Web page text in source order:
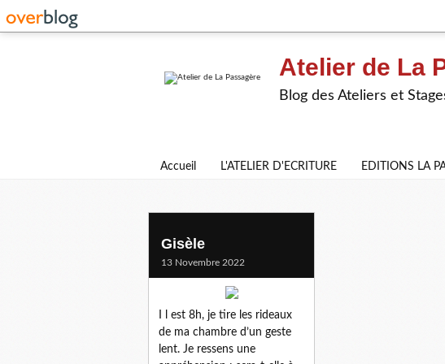
Atelier de La
Blog des Ateliers et
Accueil L'ATELIER D'ECRITURE EDITIONS LA
fenetres
Gisèle
13 Novembre 2022
I l est 8h, je tire les rideaux
de ma chambre d’un geste
lent. Je ressens une